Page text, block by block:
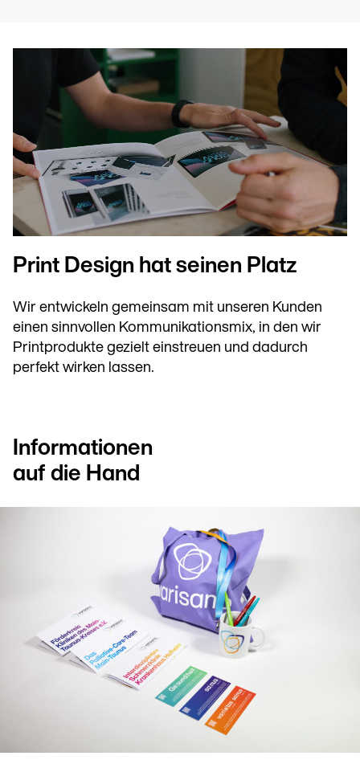
Print Design hat seinen Platz
Wir entwickeln gemeinsam mit unseren Kunden
einen sinnvollen Kommunikationsmix, in den wir
Printprodukte gezielt einstreuen und dadurch
perfekt wirken lassen.
Informationen
auf die Hand